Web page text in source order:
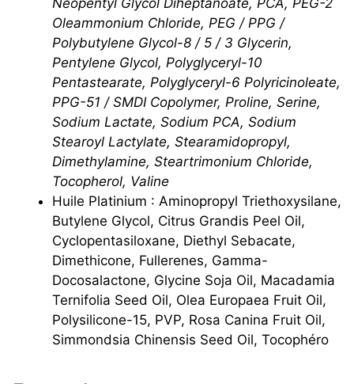
Oleammonium Chloride, PEG / PPG /
Polybutylene Glycol-8 / 5 / 3 Glycerin,
Pentylene Glycol, Polyglyceryl-10
Pentastearate, Polyglyceryl-6 Polyricinoleate,
PPG-51 / SMDI Copolymer, Proline, Serine,
Sodium Lactate, Sodium PCA, Sodium
Stearoyl Lactylate, Stearamidopropyl,
Dimethylamine, Steartrimonium Chloride,
Tocopherol, Valine
Huile Platinium : Aminopropyl Triethoxysilane,
Butylene Glycol, Citrus Grandis Peel Oil,
Cyclopentasiloxane, Diethyl Sebacate,
Dimethicone, Fullerenes, Gamma-
Docosalactone, Glycine Soja Oil, Macadamia
Ternifolia Seed Oil, Olea Europaea Fruit Oil,
Polysilicone-15, PVP, Rosa Canina Fruit Oil,
Simmondsia Chinensis Seed Oil, Tocophéro